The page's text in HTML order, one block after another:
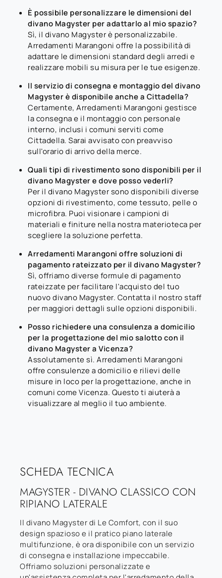
È possibile personalizzare le dimensioni del
divano Magyster per adattarlo al mio spazio?
Sì, il divano Magyster è personalizzabile.
Arredamenti Marangoni offre la possibilità di
adattare le dimensioni standard degli arredi e
realizzare mobili su misura per le tue esigenze.
Il servizio di consegna e montaggio del divano
Magyster è disponibile anche a Cittadella?
Certamente, Arredamenti Marangoni gestisce
la consegna e il montaggio con personale
interno, inclusi i comuni serviti come
Cittadella. Sarai avvisato con preavviso
sull'orario di arrivo della merce.
Quali tipi di rivestimento sono disponibili per il
divano Magyster e dove posso vederli?
Per il divano Magyster sono disponibili diverse
opzioni di rivestimento, come tessuto, pelle o
microfibra. Puoi visionare i campioni di
materiali e finiture nella nostra materioteca per
scegliere la soluzione perfetta.
Arredamenti Marangoni offre soluzioni di
pagamento rateizzato per il divano Magyster?
Sì, offriamo diverse formule di pagamento
rateizzate per facilitare l'acquisto del tuo
nuovo divano Magyster. Contatta il nostro staff
per maggiori dettagli sulle opzioni disponibili.
Posso richiedere una consulenza a domicilio
per la progettazione del mio salotto con il
divano Magyster a Vicenza?
Assolutamente sì. Arredamenti Marangoni
offre consulenze a domicilio e rilievi delle
misure in loco per la progettazione, anche in
comuni come Vicenza. Questo ti aiuterà a
visualizzare al meglio il tuo ambiente.
SCHEDA TECNICA
MAGYSTER - DIVANO CLASSICO CON
RIPIANO LATERALE
Il divano Magyster di Le Comfort, con il suo
design spazioso e il pratico piano laterale
multifunzione, è ora disponibile con un servizio
di consegna e installazione impeccabile.
Offriamo soluzioni personalizzate e